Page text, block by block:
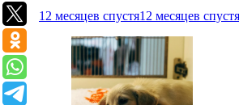
12 месяцев спустя12 месяцев спустя